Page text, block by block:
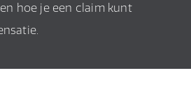
hoe je een claim kunt